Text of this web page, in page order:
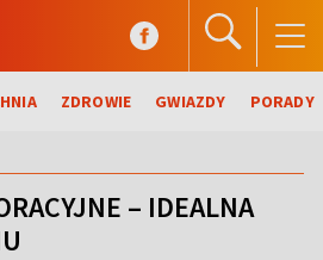
ZDROWIE GWIAZDY PORADY
– IDEALNA